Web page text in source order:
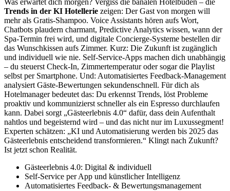
Was erwartet dich morgen? Vergiss die banalen Hotelbuden – die
Trends in der KI Hotellerie zeigen: Der Gast von morgen will
mehr als Gratis-Shampoo. Voice Assistants hören aufs Wort,
Chatbots plaudern charmant, Predictive Analytics wissen, wann der
Spa-Termin frei wird, und digitale Concierge-Systeme bestellen dir
das Wunschkissen aufs Zimmer. Kurz: Die Zukunft ist zugänglich
und individuell wie nie. Self-Service-Apps machen dich unabhängig
– du steuerst Check-In, Zimmertemperatur oder sogar die Playlist
selbst per Smartphone. Und: Automatisiertes Feedback-Management
analysiert Gäste-Bewertungen sekundenschnell. Für dich als
Hotelmanager bedeutet das: Du erkennst Trends, löst Probleme
proaktiv und kommunizierst schneller als ein Espresso durchlaufen
kann. Dabei sorgt „Gästeerlebnis 4.0“ dafür, dass dein Aufenthalt
nahtlos und begeisternd wird – und das nicht nur im Luxussegment!
Experten schätzen: „KI und Automatisierung werden bis 2025 das
Gästeerlebnis entscheidend transformieren.“ Klingt nach Zukunft?
Ist jetzt schon Realität.
Gästeerlebnis 4.0: Digital & individuell
Self-Service per App und künstlicher Intelligenz
Automatisiertes Feedback- & Bewertungsmanagement